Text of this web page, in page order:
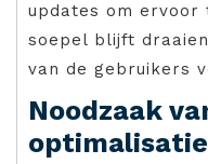
updates om ervoor
soepel blijft
van de gebruikers
Noodzaak